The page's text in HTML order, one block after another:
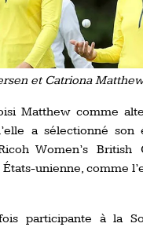
et Catriona Matthew
Matthew comme
a sélectionné
Women’s
unienne, comme
participante à la